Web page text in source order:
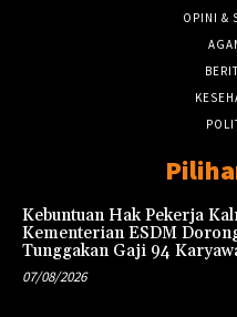
OPINI &
Kebuntuan Hak Pekerja
Kementerian ESDM
Tunggakan Gaji 94
07/08/2026